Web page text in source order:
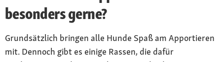
besonders gerne?
Grundsätzlich bringen alle Hunde Spaß am Apportieren
mit. Dennoch gibt es einige Rassen, die dafür